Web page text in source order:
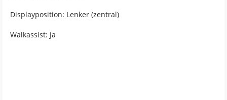
Displayposition: Lenker (zentral)
Walkassist: Ja